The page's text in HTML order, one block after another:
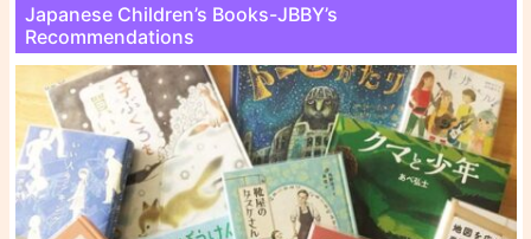
Japanese Children’s Books-JBBY’s
Recommendations